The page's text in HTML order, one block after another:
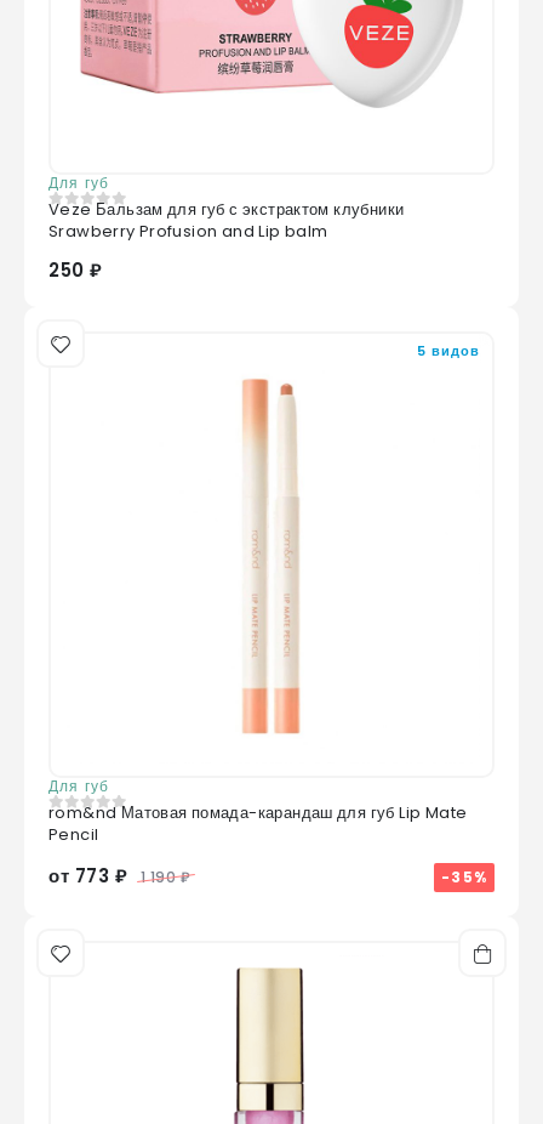
Для губ
0 из 5
Veze Бальзам для губ с экстрактом клубники
Srawberry Profusion and Lip balm
250 ₽
5 видов
Для губ
0из 5
rom&nd Матовая помада-карандаш для губ Lip Mate
Pencil
от 773 ₽ 1 190 ₽ -35%